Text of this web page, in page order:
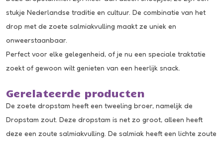
stukje Nederlandse traditie en cultuur. De combinatie van het
drop met de zoete salmiakvulling maakt ze uniek en
onweerstaanbaar.
Perfect voor elke gelegenheid, of je nu een speciale traktatie
zoekt of gewoon wilt genieten van een heerlijk snack.
Gerelateerde producten
De zoete dropstam heeft een tweeling broer, namelijk de
Dropstam zout. Deze dropstam is net zo groot, alleen heeft
deze een zoute salmiakvulling. De salmiak heeft een lichte zoute